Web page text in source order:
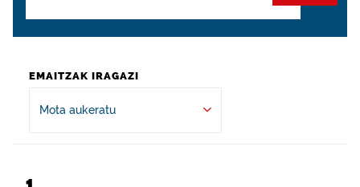
EMAITZAK IRAGAZI
Mota aukeratu